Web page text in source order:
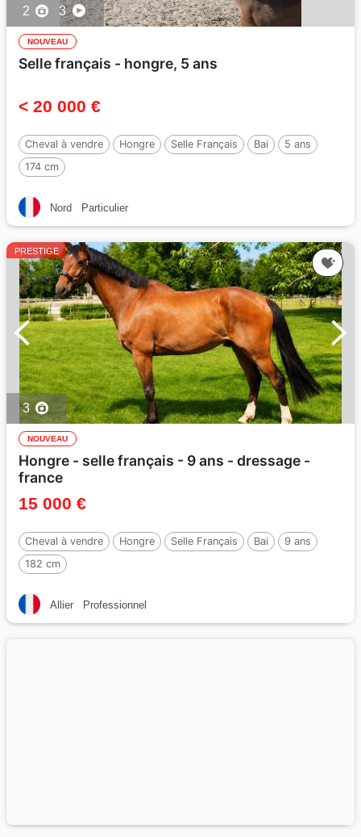
2 3
NOUVEAU
Selle français - hongre, 5 ans
< 20 000 €
Cheval à vendre Hongre Selle Français Bai
5 ans
174 cm
Nord Particulier
PRESTIGE
3
NOUVEAU
Hongre - selle français - 9 ans - dressage -
france
15 000 €
Cheval à vendre Hongre Selle Français Bai
9 ans
182 cm
Allier Professionnel